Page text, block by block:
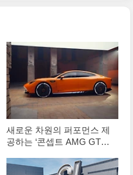
새로운 차원의 퍼포먼스 제
공하는 ‘콘셉트 AMG GT
본입니다